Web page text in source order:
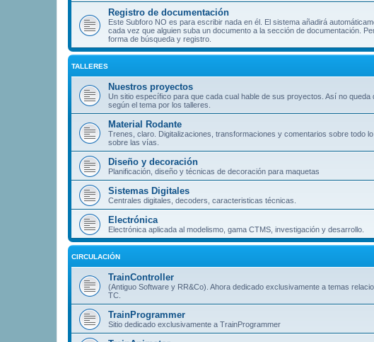
Registro de documentación
Este Subforo NO es para escribir nada en él. El sistema añadirá
cada vez que alguien suba un documento a la sección de documentación.
forma de búsqueda y registro.
TALLERES
Nuestros proyectos
Un sitio específico para que cada cual hable de sus proyectos. Así no queda
según el tema por los talleres.
Material Rodante
Trenes, claro. Digitalizaciones, transformaciones y comentarios sobre todo
sobre las vías.
Diseño y decoración
Planificación, diseño y técnicas de decoración para maquetas
Sistemas Digitales
Centrales digitales, decoders, caracteristicas técnicas.
Electrónica
Electrónica aplicada al modelismo, gama CTMS, investigación y desarrollo.
CIRCULACIÓN
TrainController
(Antiguo Software y RR&Co). Ahora dedicado exclusivamente a temas
TC.
TrainProgrammer
Sitio dedicado exclusivamente a TrainProgrammer